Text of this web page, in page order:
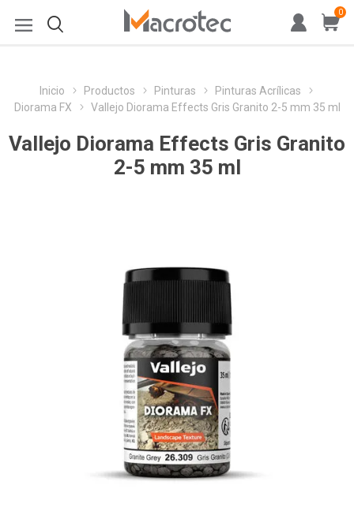
0
Inicio Productos Pinturas
Pinturas Acrílicas
Diorama FX
Vallejo Diorama Effects Gris Granito 2-5 mm 35 ml
Vallejo Diorama Effects Gris Granito
2-5 mm 35 ml